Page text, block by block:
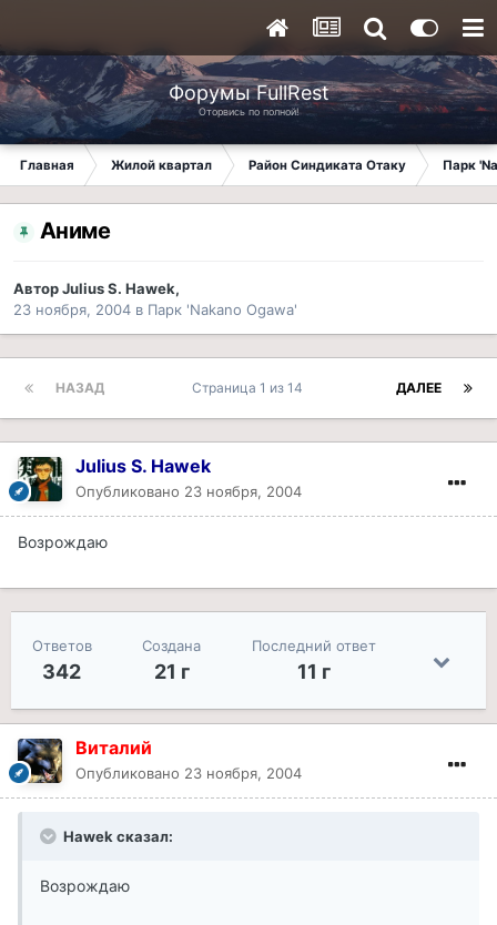
Форумы FullRest
Оторвись по полной!
Главная Жилой квартал Район Синдиката Отаку Парк
Аниме
АвторJulius S. Hawek,
23 ноября, 2004 в Парк 'Nakano Ogawa'
НАЗАД ДАЛЕЕ
Страница 1 из 14
Julius S. Hawek
Опубликовано 23 ноября, 2004
Возрождаю
Ответов
342
Создана
21 г
Последний ответ
11 г
Виталий
Опубликовано 23 ноября, 2004
Hawek сказал:
Возрождаю